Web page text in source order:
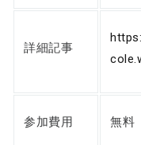
詳細記事
参加費用 無料